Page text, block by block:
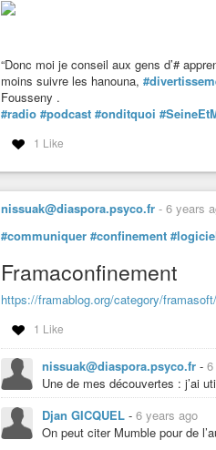
La
Le Jeu de la vie
“Donc moi je conseil aux gens d’#
moins suivre les hanouna,
Fousseny .
#radio #podcast #onditquoi
1 Like
nissuak@diaspora.psyco.fr - 6 years
#communiquer #confinement
Framaconfinement
https://framablog.org/category/
1 Like
nissuak@diaspora.psyco.fr -
Une de mes découvertes : j’ai
Djan GICQUEL - 6 years ago
On peut citer Mumble pour de